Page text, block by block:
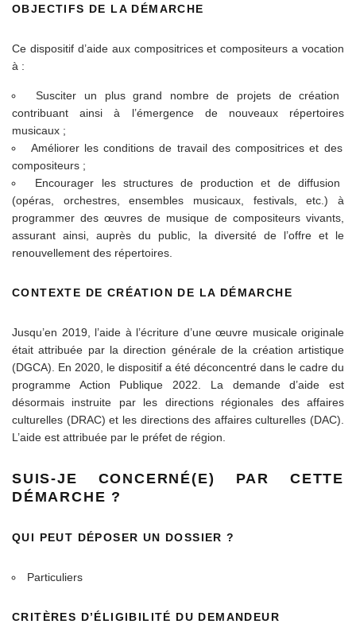
OBJECTIFS DE LA DÉMARCHE
Ce dispositif d’aide aux compositrices et compositeurs a vocation
à :
Susciter un plus grand nombre de projets de création
contribuant ainsi à l’émergence de nouveaux répertoires
musicaux ;
Améliorer les conditions de travail des compositrices et des
compositeurs ;
Encourager les structures de production et de diffusion
(opéras, orchestres, ensembles musicaux, festivals, etc.) à
programmer des œuvres de musique de compositeurs vivants,
assurant ainsi, auprès du public, la diversité de l’offre et le
renouvellement des répertoires.
CONTEXTE DE CRÉATION DE LA DÉMARCHE
Jusqu’en 2019, l’aide à l’écriture d’une œuvre musicale originale
était attribuée par la direction générale de la création artistique
(DGCA). En 2020, le dispositif a été déconcentré dans le cadre du
programme Action Publique 2022. La demande d’aide est
désormais instruite par les directions régionales des affaires
culturelles (DRAC) et les directions des affaires culturelles (DAC).
L’aide est attribuée par le préfet de région.
SUIS-JE CONCERNÉ(E) PAR CETTE
DÉMARCHE ?
QUI PEUT DÉPOSER UN DOSSIER ?
Particuliers
CRITÈRES D’ÉLIGIBILITÉ DU DEMANDEUR